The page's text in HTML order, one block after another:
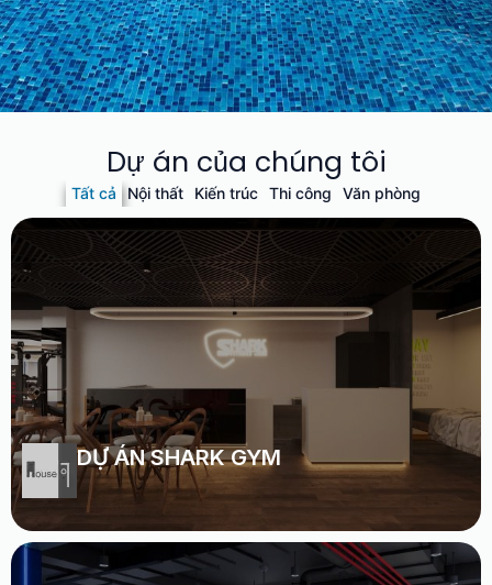
DỰ ÁN
The House Of Studio
Dự án của chúng tôi
Tất cả Nội thất Kiến trúc Thi công Văn phòng
DỰ ÁN SHARK GYM